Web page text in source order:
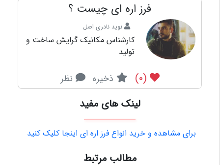
فرز اره ای چیست ؟
نوید نادری اصل
کارشناس مکانیک گرایش ساخت و
تولید
ذخیره نظر
لینک های مفید
برای مشاهده و خرید انواع فرز اره ای اینجا کلیک کنید
مطالب مرتبط